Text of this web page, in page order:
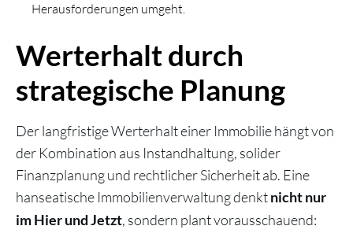
Herausforderungen umgeht.
Werterhalt durch
strategische Planung
Der langfristige Werterhalt einer Immobilie hängt von
der Kombination aus Instandhaltung, solider
Finanzplanung und rechtlicher Sicherheit ab. Eine
hanseatische Immobilienverwaltung denktnicht nur
im Hier und Jetzt, sondern plant vorausschauend: